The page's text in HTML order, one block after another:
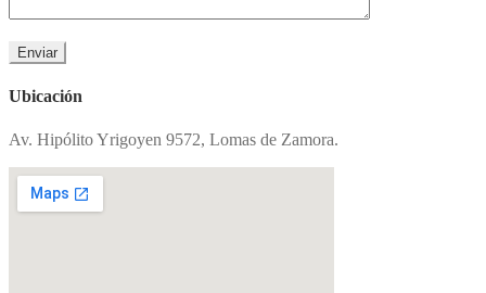
Ubicación
Av. Hipólito Yrigoyen 9572, Lomas de Zamora.